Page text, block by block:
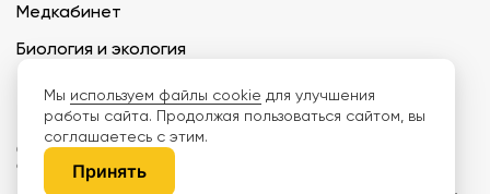
Медкабинет
Биология и экология
Технология
ООО «Дети наше будущее» ИНН 6671165273 ОГРН 1216600030250 КПП
667101001 БИК 046577674
Мы используем файлы cookie для улучшения
работы сайта. Продолжая пользоваться сайтом, вы
соглашаетесь с этим.
Принять